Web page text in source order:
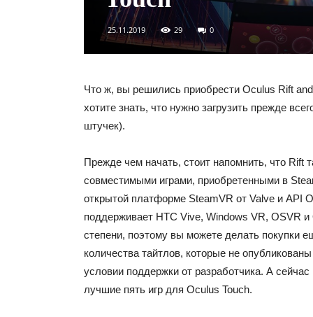
25.11.2019 29 0
Что ж, вы решились приобрести Oculus Rift
хотите знать, что нужно загрузить прежде
штучек).
Прежде чем начать, стоит напомнить, что Rift
совместимыми играми, приобретенными в
открытой платформе SteamVR от Valve и API
поддерживает HTC Vive, Windows VR, OSVR и
степени, поэтому вы можете делать покупки
количества тайтлов, которые не
условии поддержки от разработчика. А
лучшие пять игр для Oculus Touch.